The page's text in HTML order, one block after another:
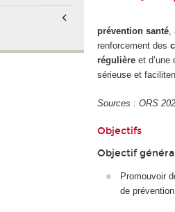
prévention santé,
renforcement des
régulière et
sérieuse et
Sources : ORS
Objectifs
Objectif
Promouvoir
de